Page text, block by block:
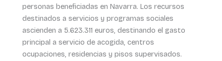
personas beneficiadas en Navarra. Los recursos
destinados a servicios y programas sociales
ascienden a 5.623.311 euros, destinando el gasto
principal a servicio de acogida, centros
ocupaciones, residencias y pisos supervisados.